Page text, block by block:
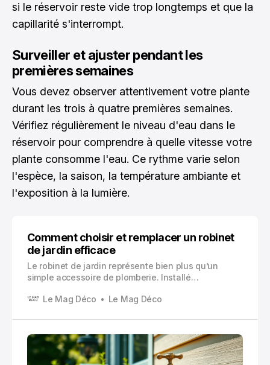
si le réservoir reste vide trop longtemps et que la
capillarité s'interrompt.
Surveiller et ajuster pendant les
premières semaines
Vous devez observer attentivement votre plante
durant les trois à quatre premières semaines.
Vérifiez régulièrement le niveau d'eau dans le
réservoir pour comprendre à quelle vitesse votre
plante consomme l'eau. Ce rythme varie selon
l'espèce, la saison, la température ambiante et
l'exposition à la lumière.
Comment choisir et remplacer un robinet
de jardin efficace
Le robinet de jardin représente bien plus qu’un
simple accessoire de plomberie. Installé
donnant sur l’espace extérieur, ce dispositif
besoins en arrosage et entretien du jardin.
Le Mag Déco Le Mag Déco